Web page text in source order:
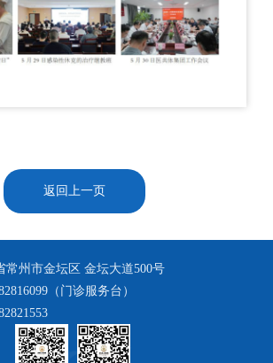
返回上一页
常州市金坛区 金坛大道500号
（门诊服务台）